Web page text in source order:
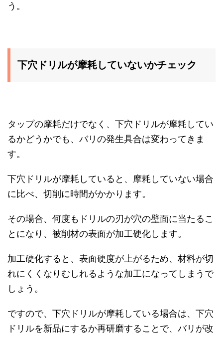
う。
下穴ドリルが摩耗していないかチェック
タップの摩耗だけでなく、下穴ドリルが摩耗してい
るかどうかでも、バリの発生具合は変わってきま
す。
下穴ドリルが摩耗していると、摩耗していない場合
に比べ、切削に時間がかかります。
その場合、何度もドリルの刃が穴の壁面に当たるこ
とになり、被削材の表面が加工硬化します。
加工硬化すると、表面硬度が上がるため、材料が切
れにくくなりむしれるような加工になってしまうで
しょう。
ですので、下穴ドリルが摩耗している場合は、下穴
ドリルを新品にするか再研磨することで、バリが改